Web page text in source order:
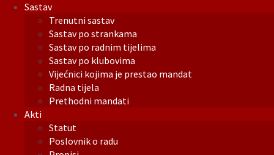
Sastav
Trenutni sastav
Sastav po strankama
Sastav po radnim tijelima
Sastav po klubovima
Vijećnici kojima je prestao mandat
Radna tijela
Prethodni mandati
Akti
Statut
Poslovnik o radu